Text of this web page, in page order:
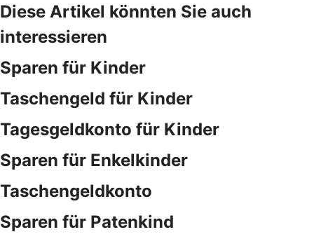
Diese Artikel könnten Sie auch
interessieren
Sparen für Kinder
Taschengeld für Kinder
Tagesgeldkonto für Kinder
Sparen für Enkelkinder
Taschengeldkonto
Sparen für Patenkind